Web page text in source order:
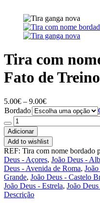
Tira com
Fato de Treino
5.00€ – 9.00€Price
range:
5.00€
through
9.00€
Bordado
Quantidade
de
Tira
com
nome
bordado
para
Fato
de
Treino
Adicionar
Add to wishlist
REF: Tira com nome bordado
Deus - Açores, João Deus -
Deus - Avenida de Roma,
Grande, João Deus - Castelo
João Deus - Estrela, João
Descrição